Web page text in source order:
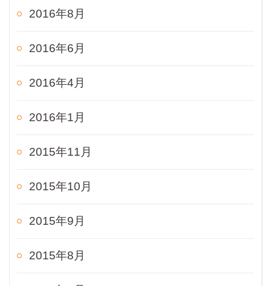
2016年8月
2016年6月
2016年4月
2016年1月
2015年11月
2015年10月
2015年9月
2015年8月